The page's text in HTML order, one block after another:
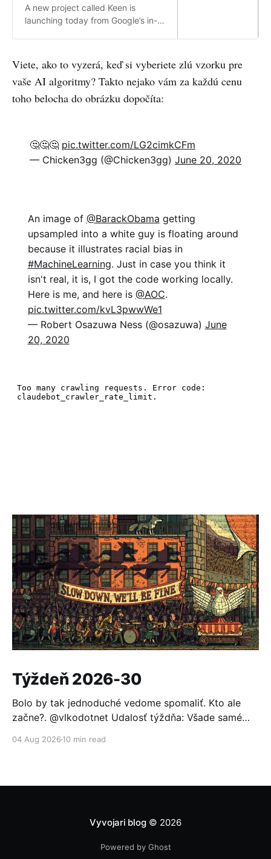
A new project called Keen is
launching today from Google’s in-
interests. The app is like a modern
rethinking of the Google Alerts
service, which allows users to
monitor the web for specific
Viete, ako to vyzerá, keď si vyberiete zlú vzorku pre
vaše AI algoritmy? Takto nejako vám za každú cenu
toho belocha do obrázku dopočíta:
🤔🤔🤔 pic.twitter.com/LG2cimkCFm
— Chicken3gg (@Chicken3gg) June 20, 2020
An image of @BarackObama getting
upsampled into a white guy is floating around
because it illustrates racial bias in
#MachineLearning. Just in case you think it
isn't real, it is, I got the code working locally.
Here is me, and here is @AOC.
pic.twitter.com/kvL3pwwWe1
— Robert Osazuwa Ness (@osazuwa) June
20, 2020
Týždeň 2026-30
Bolo by tak jednoduché vedome spomaliť. Kto ale
začne?. @vlkodotnet Udalosť týždňa: Všade samé
nabúrala do Hugging Face a ten sa nevedel brániť
04 Aug 2026 10 min read
Vyvojari blog© 2026
Powered by Ghost